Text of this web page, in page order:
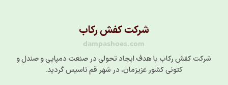
شرکت کفش رکاب
dampashoes.com
شرکت کفش رکاب با هدف ایجاد تحولی در صنعت دمپایی و صندل و
کتونی کشور عزیزمان، در شهر قم تاسیس گردید.